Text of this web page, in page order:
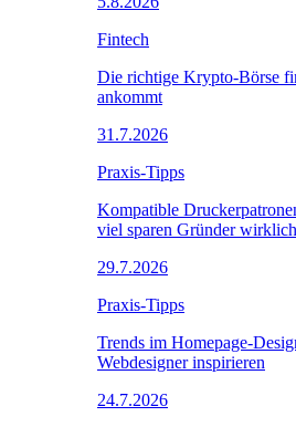
Fintech
Die richtige Krypto-Börse
ankommt
31.7.2026
Praxis-Tipps
Kompatible
viel sparen Gründer
29.7.2026
Praxis-Tipps
Trends im Homepage-
Webdesigner inspirieren
24.7.2026